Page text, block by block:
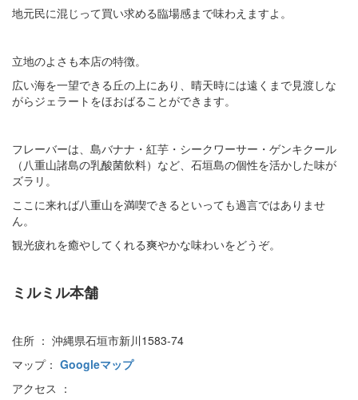
地元民に混じって買い求める臨場感まで味わえますよ。
立地のよさも本店の特徴。
広い海を一望できる丘の上にあり、晴天時には遠くまで見渡しな
がらジェラートをほおばることができます。
フレーバーは、島バナナ・紅芋・シークワーサー・ゲンキクール
（八重山諸島の乳酸菌飲料）など、石垣島の個性を活かした味が
ズラリ。
ここに来れば八重山を満喫できるといっても過言ではありませ
ん。
観光疲れを癒やしてくれる爽やかな味わいをどうぞ。
ミルミル本舗
住所 ： 沖縄県石垣市新川1583-74
マップ： Googleマップ
アクセス ：